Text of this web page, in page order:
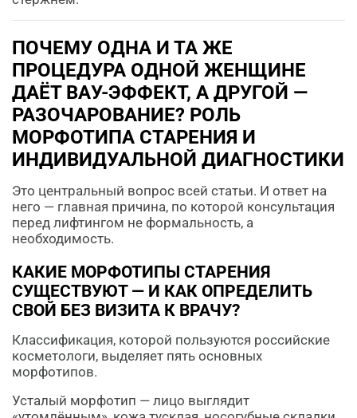
ПОЧЕМУ ОДНА И ТА ЖЕ
ПРОЦЕДУРА ОДНОЙ ЖЕНЩИНЕ
ДАЁТ ВАУ-ЭФФЕКТ, А ДРУГОЙ —
РАЗОЧАРОВАНИЕ? РОЛЬ
МОРФОТИПА СТАРЕНИЯ И
ИНДИВИДУАЛЬНОЙ ДИАГНОСТИКИ
Это центральный вопрос всей статьи. И ответ на
него — главная причина, по которой консультация
перед лифтингом не формальность, а
необходимость.
КАКИЕ МОРФОТИПЫ СТАРЕНИЯ
СУЩЕСТВУЮТ — И КАК ОПРЕДЕЛИТЬ
СВОЙ БЕЗ ВИЗИТА К ВРАЧУ?
Классификация, которой пользуются российские
косметологи, выделяет пять основных
морфотипов.
Усталый морфотип — лицо выглядит